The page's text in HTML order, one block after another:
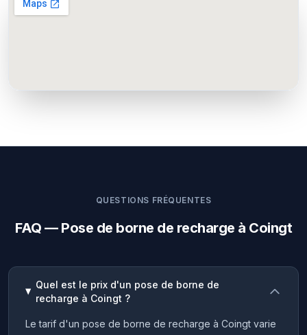
QUESTIONS FRÉQUENTES
FAQ — Pose de borne de recharge à Coingt
Quel est le prix d'un pose de borne de
recharge à Coingt ?
Le tarif d'un pose de borne de recharge à Coingt varie